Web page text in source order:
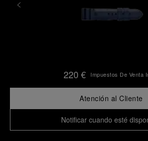
220 € Impuestos De Venta
Atención al Cliente
Notificar cuando esté